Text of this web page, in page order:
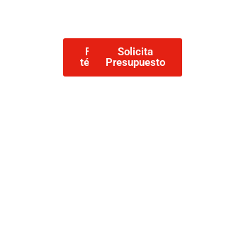
Ficha
técnica
Solicita
Presupuesto